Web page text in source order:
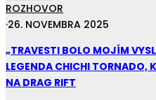
ROZHOVOR
·26. NOVEMBRA 2025
„TRAVESTI BOLO MOJÍM
LEGENDA CHICHI TORNADO,
NA DRAG RIFT